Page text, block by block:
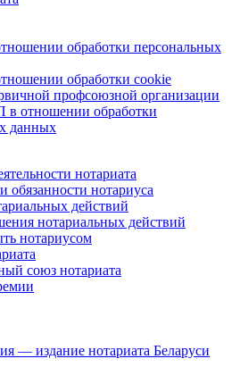
обработки персональных
обработки cookie
профсоюзной организации
в отношении обработки
данных
нотариата
обязанности нотариуса
действий
нотариальных действий
нотариусом
союз нотариата
— издание нотариата Беларуси